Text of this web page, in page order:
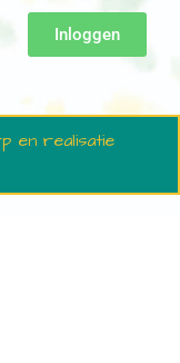
Inloggen
en realisatie